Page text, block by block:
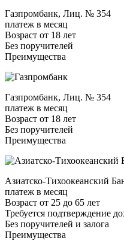
Газпромбанк, Лиц. № 354
платеж в месяц
Возраст от 18 лет
Без поручителей
Преимущества
Газпромбанк, Лиц. № 354
платеж в месяц
Возраст от 18 лет
Без поручителей
Преимущества
Азиатско-Тихоокеанский
платеж в месяц
Возраст от 25 до 65 лет
Требуется подтверждение
Без поручителей и залога
Преимущества